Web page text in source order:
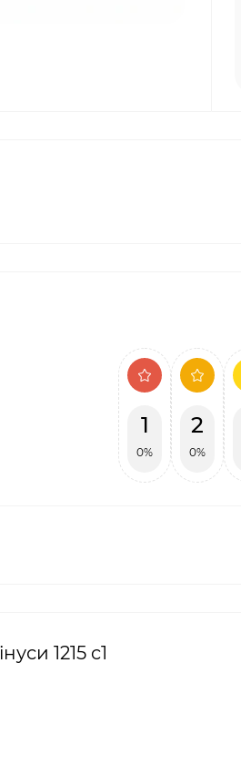
1
0%
2
0%
1215 c1